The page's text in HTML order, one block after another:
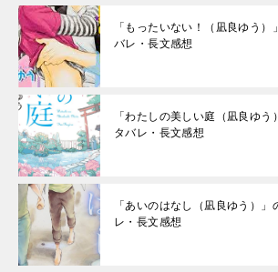
「もったいない！（凪良ゆう）
バレ・長文感想
「わたしの美しい庭（凪良ゆ
タバレ・長文感想
「あいのはなし（凪良ゆう）
レ・長文感想